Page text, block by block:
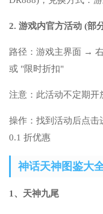
2. 游戏内官方活动 (部
路径：游戏主界面 →
或 "限时折扣"
注意：此活动不定期开
操作：找到活动后点击
0.1 折优惠
神话天神图鉴大
1、天神九尾